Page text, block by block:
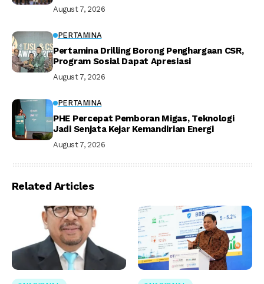
August 7, 2026
PERTAMINA
Pertamina Drilling Borong Penghargaan CSR,
Program Sosial Dapat Apresiasi
August 7, 2026
PERTAMINA
PHE Percepat Pemboran Migas, Teknologi
Jadi Senjata Kejar Kemandirian Energi
August 7, 2026
Related Articles